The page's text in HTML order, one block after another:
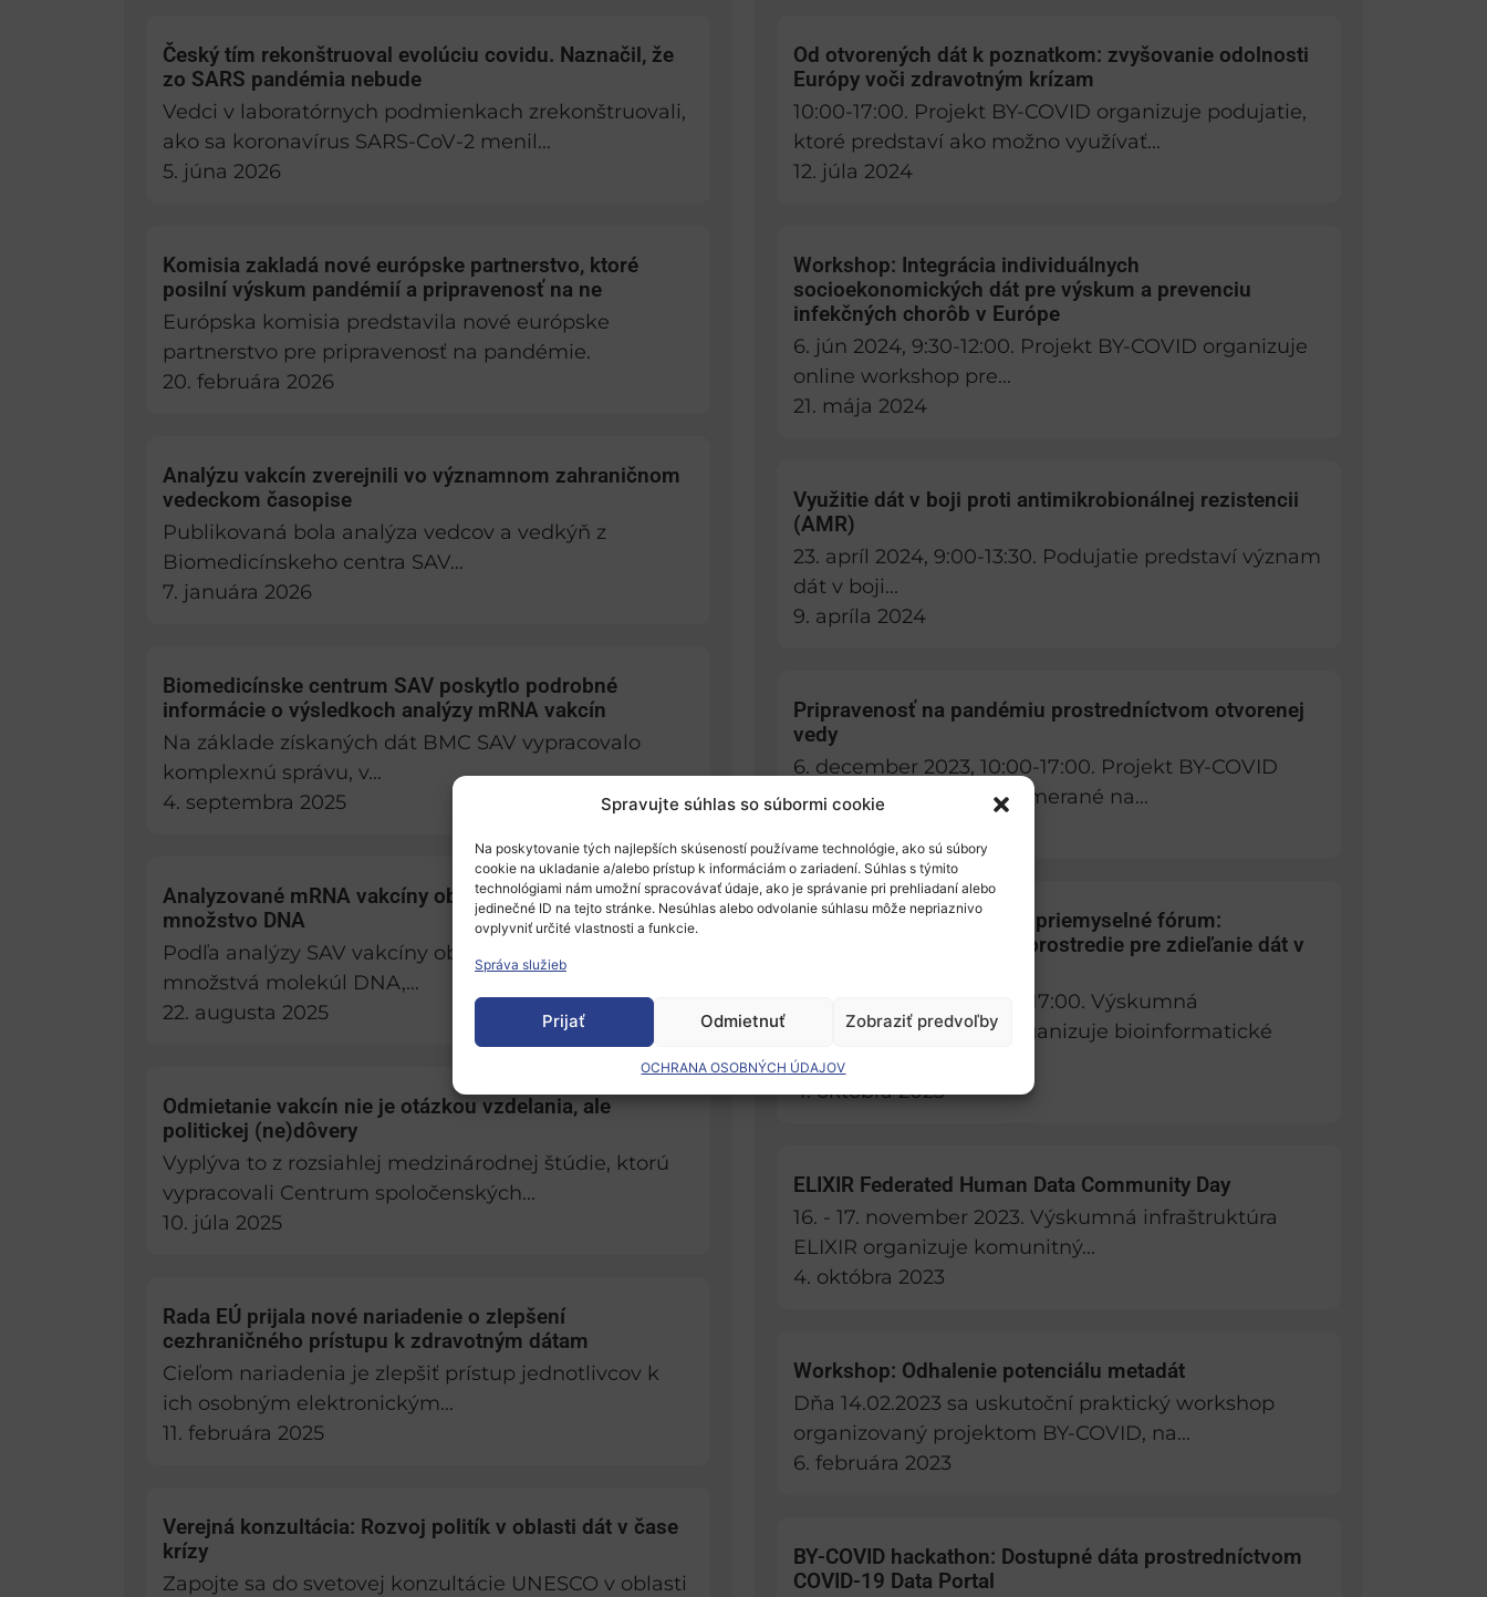
Spravujte súhlas so súbormi cookie
Na poskytovanie tých najlepších skúseností používame technológie, ako sú súbory
cookie na ukladanie a/alebo prístup k informáciám o zariadení. Súhlas s týmito
technológiami nám umožní spracovávať údaje, ako je správanie pri prehliadaní alebo
jedinečné ID na tejto stránke. Nesúhlas alebo odvolanie súhlasu môže nepriaznivo
ovplyvniť určité vlastnosti a funkcie.
Správa služieb
Prijať Odmietnuť Zobraziť predvoľby
OCHRANA OSOBNÝCH ÚDAJOV
Český tím rekonštruoval evolúciu covidu. Naznačil, že
zo SARS pandémia nebude
Vedci v laboratórnych podmienkach zrekonštruovali,
ako sa koronavírus SARS-CoV-2 menil...
5. júna 2026
Komisia zakladá nové európske partnerstvo, ktoré
posilní výskum pandémií a pripravenosť na ne
Európska komisia predstavila nové európske
partnerstvo pre pripravenosť na pandémie.
20. februára 2026
Analýzu vakcín zverejnili vo významnom zahraničnom
vedeckom časopise
Publikovaná bola analýza vedcov a vedkýň z
Biomedicínskeho centra SAV...
7. januára 2026
Biomedicínske centrum SAV poskytlo podrobné
informácie o výsledkoch analýzy mRNA vakcín
Na základe získaných dát BMC SAV vypracovalo
komplexnú správu, v...
4. septembra 2025
Analyzované mRNA vakcíny obsahujú len nepatrné
množstvo DNA
Podľa analýzy SAV vakcíny obsahujú iba nepatrné
množstvá molekúl DNA,...
22. augusta 2025
Odmietanie vakcín nie je otázkou vzdelania, ale
politickej (ne)dôvery
Vyplýva to z rozsiahlej medzinárodnej štúdie, ktorú
vypracovali Centrum spoločenských...
10. júla 2025
Rada EÚ prijala nové nariadenie o zlepšení
cezhraničného prístupu k zdravotným dátam
Cieľom nariadenia je zlepšiť prístup jednotlivcov k
ich osobným elektronickým...
11. februára 2025
Verejná konzultácia: Rozvoj politík v oblasti dát v čase
krízy
Zapojte sa do svetovej konzultácie UNESCO v oblasti
Od otvorených dát k poznatkom: zvyšovanie odolnosti
Európy voči zdravotným krízam
10:00-17:00. Projekt BY-COVID organizuje podujatie,
ktoré predstaví ako možno využívať...
12. júla 2024
Workshop: Integrácia individuálnych
socioekonomických dát pre výskum a prevenciu
infekčných chorôb v Európe
6. jún 2024, 9:30-12:00. Projekt BY-COVID organizuje
online workshop pre...
21. mája 2024
Využitie dát v boji proti antimikrobionálnej rezistencii
(AMR)
23. apríl 2024, 9:00-13:30. Podujatie predstaví význam
dát v boji...
9. apríla 2024
Pripravenosť na pandémiu prostredníctvom otvorenej
vedy
6. december 2023, 10:00-17:00. Projekt BY-COVID
organizuje podujatie zamerané na...
ELIXIR – Bioinformatické priemyselné fórum:
Dôveryhodné výskumné prostredie pre zdieľanie dát v
21. november 2023, 9:15-17:00. Výskumná
infraštruktúra ELIXIR organizuje bioinformatické
priemyselné...
4. októbra 2023
ELIXIR Federated Human Data Community Day
16. - 17. november 2023. Výskumná infraštruktúra
ELIXIR organizuje komunitný...
4. októbra 2023
Workshop: Odhalenie potenciálu metadát
Dňa 14.02.2023 sa uskutoční praktický workshop
organizovaný projektom BY-COVID, na...
6. februára 2023
BY-COVID hackathon: Dostupné dáta prostredníctvom
COVID-19 Data Portal